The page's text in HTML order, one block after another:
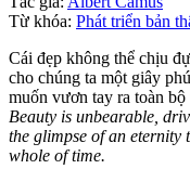
Từ khóa: Phát triển bản
Cái đẹp không thể chịu
cho chúng ta một giây
muốn vươn tay ra toàn bộ
Beauty is unbearable,
the glimpse of an eternity
whole of time.